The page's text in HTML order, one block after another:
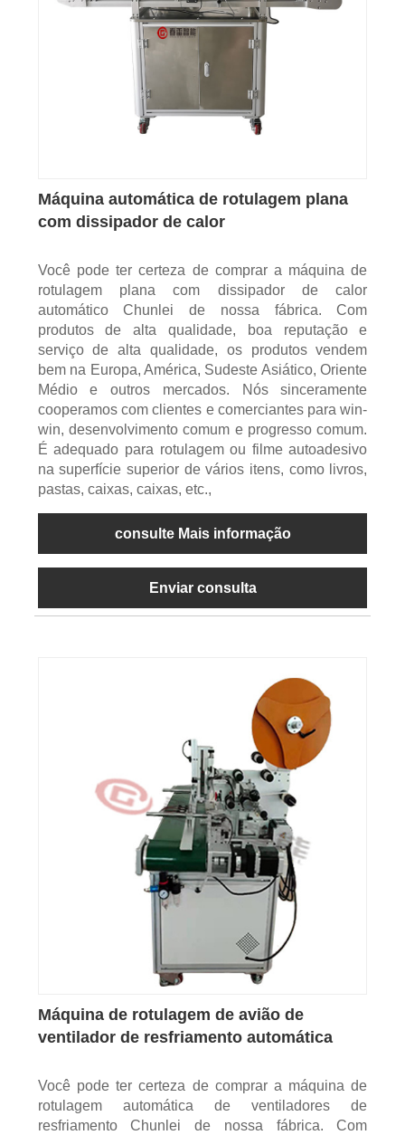
Máquina automática de rotulagem plana
com dissipador de calor
Você pode ter certeza de comprar a máquina de
rotulagem plana com dissipador de calor
automático Chunlei de nossa fábrica. Com
produtos de alta qualidade, boa reputação e
serviço de alta qualidade, os produtos vendem
bem na Europa, América, Sudeste Asiático, Oriente
Médio e outros mercados. Nós sinceramente
cooperamos com clientes e comerciantes para win-
win, desenvolvimento comum e progresso comum.
É adequado para rotulagem ou filme autoadesivo
na superfície superior de vários itens, como livros,
pastas, caixas, caixas, etc.,
consulte Mais informação
Enviar consulta
Máquina de rotulagem de avião de
ventilador de resfriamento automática
Você pode ter certeza de comprar a máquina de
rotulagem automática de ventiladores de
resfriamento Chunlei de nossa fábrica. Com